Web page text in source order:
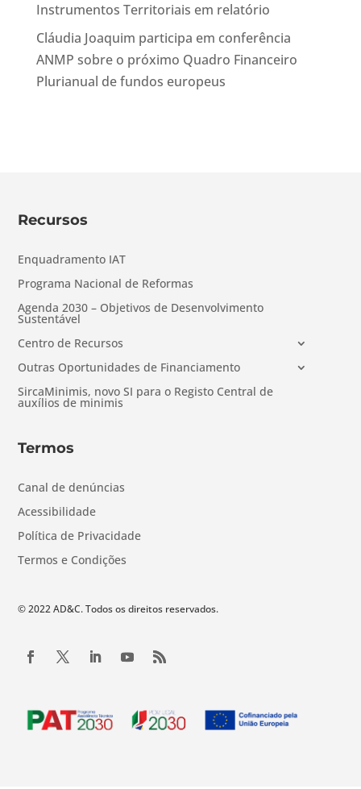
Instrumentos Territoriais em relatório
Cláudia Joaquim participa em conferência
ANMP sobre o próximo Quadro Financeiro
Plurianual de fundos europeus
Recursos
Enquadramento IAT
Programa Nacional de Reformas
Agenda 2030 – Objetivos de Desenvolvimento
Sustentável
Centro de Recursos
Outras Oportunidades de Financiamento
SircaMinimis, novo SI para o Registo Central de
auxílios de minimis
Termos
Canal de denúncias
Acessibilidade
Política de Privacidade
Termos e Condições
© 2022 AD&C. Todos os direitos reservados.